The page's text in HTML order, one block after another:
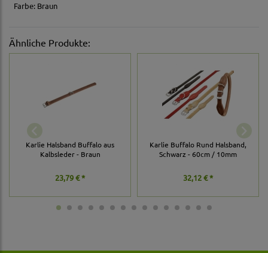
Farbe: Braun
Ähnliche Produkte:
Karlie Halsband Buffalo aus
Kalbsleder - Braun
23,79 € *
Karlie Buffalo Rund Halsband,
Schwarz - 60cm / 10mm
32,12 € *